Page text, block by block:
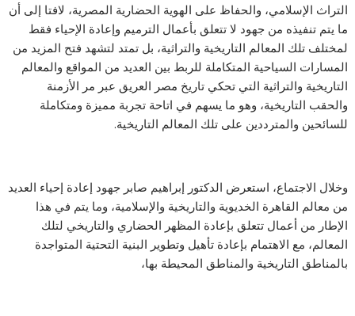
التراث الإسلامي، والحفاظ على الهوية الحضارية المصرية، لافتا إلى أن
ما يتم تنفيذه من جهود لا تتعلق بأعمال الترميم وإعادة الإحياء فقط
لمختلف تلك المعالم التاريخية والتراثية، بل تمتد لتشهد فتح المزيد من
المسارات السياحية المتكاملة للربط بين العديد من المواقع والمعالم
التاريخية والتراثية التي تحكي تاريخ مصر العريق عبر مر الأزمنة
والحقب التاريخية، وهو ما يسهم في اتاحة تجربة مميزة ومتكاملة
للسائحين والمترددين على تلك المعالم التاريخية.
وخلال الاجتماع، استعرض الدكتور إبراهيم صابر جهود إعادة إحياء العديد
من معالم القاهرة الخديوية والتاريخية والإسلامية، وما يتم في هذا
الإطار من أعمال تتعلق بإعادة المظهر الحضاري والتاريخي لتلك
المعالم، مع الاهتمام بإعادة تأهيل وتطوير البنية التحتية المتواجدة
بالمناطق التاريخية والمناطق المحيطة بها،